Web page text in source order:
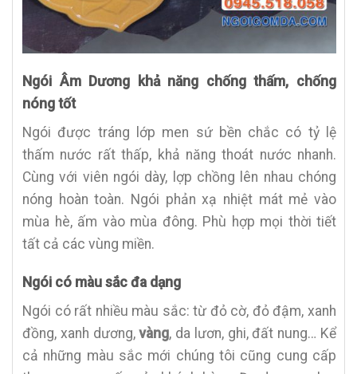
Ngói Âm Dương
khả năng chống thấm, chống
nóng tốt
Ngói được tráng lớp men sứ bền chắc có tỷ lệ
thấm nước rất thấp, khả năng thoát nước nhanh.
Cùng với viên ngói dày, lợp chồng lên nhau chóng
nóng hoàn toàn. Ngói phản xạ nhiệt mát mẻ vào
mùa hè, ấm vào mùa đông. Phù hợp mọi thời tiết
tất cả các vùng miền.
Ngói có màu sắc đa dạng
Ngói có rất nhiều màu sắc: từ đỏ cờ, đỏ đậm, xanh
đồng, xanh dương,vàng, da lươn, ghi, đất nung… Kể
cả những màu sắc mới chúng tôi cũng cung cấp